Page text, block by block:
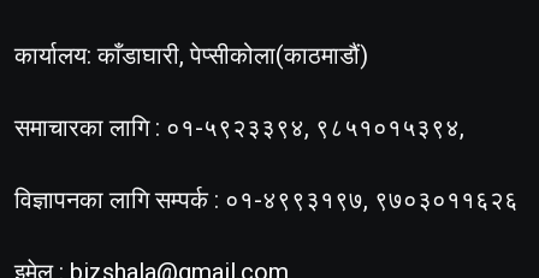
कार्यालय: काँडाघारी, पेप्सीकोला(काठमाडौं)
समाचारका लागि : ०१-५९२३३९४, ९८५१०१५३९४,
विज्ञापनका लागि सम्पर्क : ०१-४९९३१९७, ९७०३०११६२६
इमेल : bizshala@gmail.com